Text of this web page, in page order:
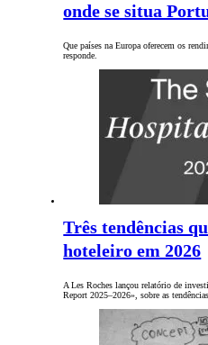
onde se situa
Que países na Europa oferecem os
responde.
Três tendências
hoteleiro em 2026
A Les Roches lançou relatório de
Report 2025–2026», sobre as